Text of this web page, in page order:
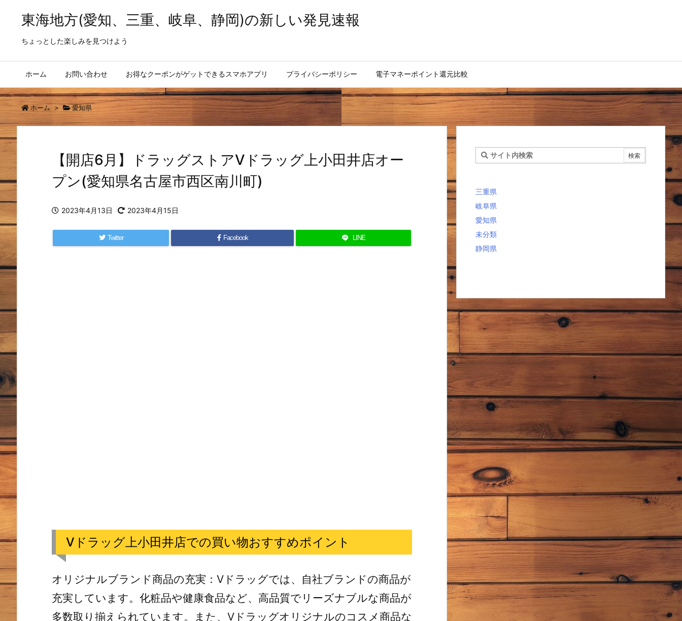
東海地方(愛知、三重、岐阜、静岡)の新しい発見速報
ちょっとした楽しみを見つけよう
ホーム お問い合わせ お得なクーポンがゲットできるスマホアプリ プライバシーポリシー 電子マネーポイント還元比較
ホーム > 愛知県
【開店6月】ドラッグストアVドラッグ上小田井店オー
プン(愛知県名古屋市西区南川町)
2023年4月13日 2023年4月15日
Twitter Facebook LINE
Vドラッグ上小田井店での買い物おすすめポイント
オリジナルブランド商品の充実：Vドラッグでは、自社ブランドの商品が
充実しています。化粧品や健康食品など、高品質でリーズナブルな商品が
多数取り揃えられています。また、Vドラッグオリジナルのコスメ商品な
三重県
岐阜県
愛知県
未分類
静岡県